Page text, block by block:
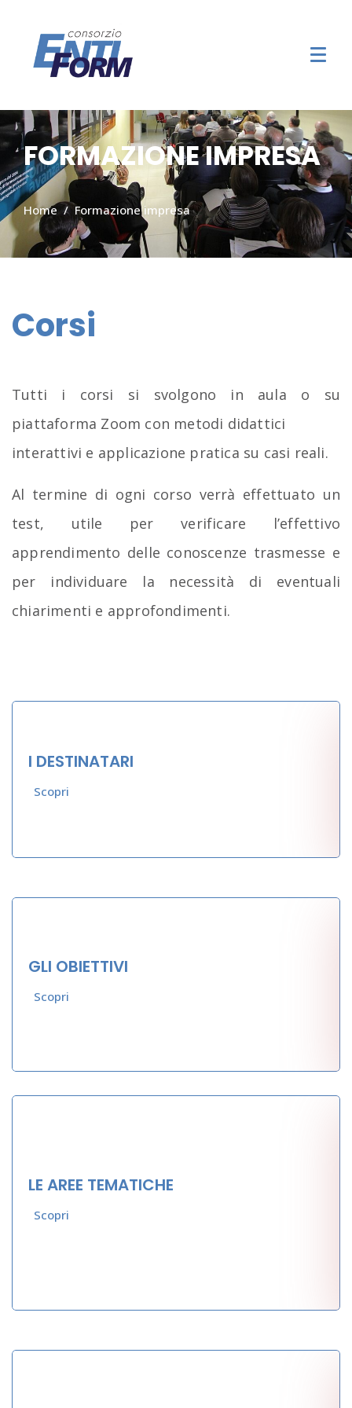
FORMAZIONE IMPRESA
Home Formazione impresa
Corsi
Tutti i corsi si svolgono in aula o su
piattaforma Zoom con metodi didattici
interattivi e applicazione pratica su casi reali.
Al termine di ogni corso verrà effettuato un
test, utile per verificare l’effettivo
apprendimento delle conoscenze trasmesse e
per individuare la necessità di eventuali
chiarimenti e approfondimenti.
I DESTINATARI
Scopri
GLI OBIETTIVI
Scopri
LE AREE TEMATICHE
Scopri